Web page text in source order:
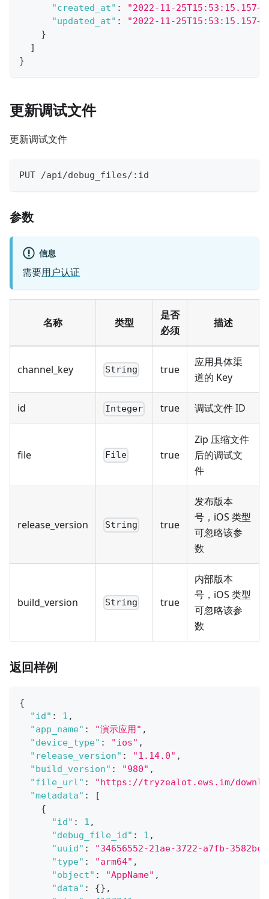
"created_at" :
"2022-11-
"updated_at" :
"2022-11-
}
]
}
更新调试文件
更新调试文件
PUT /api/debug_files/:id
参数
信息
需要用户认证
名称 类型
是否
必须
描述
channel_key String true
应用具体渠
道的 Key
id Integer true 调试文件 ID
file File true
Zip 压缩文件
后的调试文
件
release_version String true
发布版本
号，iOS 类型
可忽略该参
数
build_version String true
内部版本
号，iOS 类型
可忽略该参
数
返回样例
{
"id" : 1 ,
"app_name" : "演示应用" ,
"device_type" : "ios" ,
"release_version" : "1.14.0" ,
"build_version" : "980" ,
"file_url" :
"https://tryzealot.ews.im/
"metadata" :
[
{
"id" : 1 ,
"debug_file_id" : 1 ,
"uuid" :
"34656552-21ae-3722-a7fb-
"type" : "arm64" ,
"object" : "AppName" ,
"data" : {} ,